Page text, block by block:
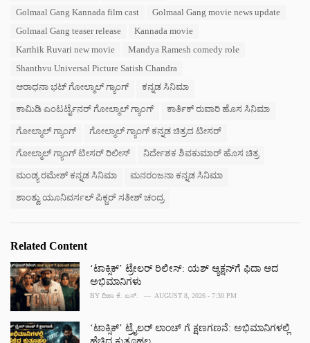
Golmaal Gang Kannada film cast
Golmaal Gang movie news update
Golmaal Gang teaser release
Kannada movie
Karthik Ruvari new movie
Mandya Ramesh comedy role
Shanthvu Universal Picture Satish Chandra
ಆರಾಧನಾ ಭಟ್ ಗೋಲ್ಮಾಲ್ ಗ್ಯಾಂಗ್
ಕನ್ನಡ ಸಿನಿಮಾ
ಕಾಮಿಡಿ ಎಂಟರ್ಟೈನರ್ ಗೋಲ್ಮಾಲ್ ಗ್ಯಾಂಗ್ ಕಾರ್ತಿಕ್ ರುವಾರಿ ಹೊಸ ಸಿನಿಮಾ
ಗೋಲ್ಮಾಲ್ ಗ್ಯಾಂಗ್ ಗೋಲ್ಮಾಲ್ ಗ್ಯಾಂಗ್ ಕನ್ನಡ ಚಿತ್ರದ ಟೀಸರ್
ಗೋಲ್ಮಾಲ್ ಗ್ಯಾಂಗ್ ಟೀಸರ್ ರಿಲೀಸ್ ನಿರ್ದೇಶಕ ಶಿವಕುಮಾರ್ ಹೊಸ ಚಿತ್ರ
ಮಂಡ್ಯ ರಮೇಶ್ ಕನ್ನಡ ಸಿನಿಮಾ ಮನರಂಜನಾ ಕನ್ನಡ ಸಿನಿಮಾ
ಶಾಂತ್ವು ಯೂನಿವರ್ಸಲ್ ಪಿಕ್ಚರ್ ಸತೀಶ್ ಚಂದ್ರ
Related Content
‘ಟಾಕ್ಸಿಕ್’ ಟ್ರೇಲರ್ ರಿಲೀಸ್: ಯಶ್‌ ಆ್ಯಕ್ಷನ್‌ಗೆ ಫಿದಾ ಆದ
ಅಭಿಮಾನಿಗಳು
BY ದಿಶಾ ಕೆ. ಎಸ್. AUGUST 8, 2026 - 7:30 PM
‘ಟಾಕ್ಸಿಕ್’ ಟ್ರೈಲರ್‌ ಲಾಂಚ್ ಗೆ ಕ್ಷಣಗಣನೆ: ಅಭಿಮಾನಿಗಳಲ್ಲಿ